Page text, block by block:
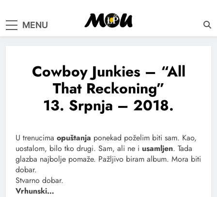
samo muzika i …..
MENU
Cowboy Junkies – “All
That Reckoning”
13. Srpnja – 2018.
U trenucima opuštanja ponekad poželim biti sam. Kao,
uostalom, bilo tko drugi. Sam, ali ne i usamljen. Tada
glazba najbolje pomaže. Pažljivo biram album. Mora biti
dobar.
Stvarno dobar.
Vrhunski…